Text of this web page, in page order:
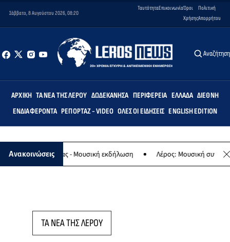
Σάββατο, 8 Αυγούστου 2026, 08:20
ΤαυτότηταΕπικοινωνίαΌροι
Χρήσης
Πολιτική
Απορρήτου
Αναζήτηση
ΑΡΧΙΚΉ ΤΑ ΝΈΑ ΤΗΣ ΛΈΡΟΥ ΔΩΔΕΚΆΝΗΣΑ ΠΕΡΙΦΈΡΕΙΑ ΕΛΛΆΔΑ ΔΙΕΘΝΉ
ΕΝΔΙΑΦΈΡΟΝΤΑ ΡΕΠΟΡΤΆΖ - VIDEO ΌΛΕΣ ΟΙ ΕΙΔΉΣΕΙΣ ENGLISH EDITION
Ανακοινώσεις
της Παναγίας - Μουσική εκδήλωση Λέρος: Μουσική συναυλία
ΤΑ ΝΕΑ ΤΗΣ ΛΕΡΟΥ